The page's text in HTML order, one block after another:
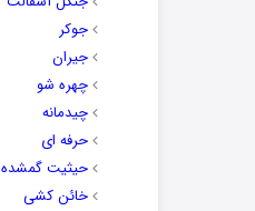
جوکر
جیران
چهره شو
چیدمانه
حرفه ای
حیثیت گمشده
خائن کشی